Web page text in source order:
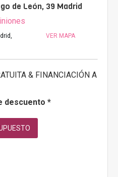
de León, 39 Madrid
VER MAPA
& FINANCIACIÓN A
descuento *